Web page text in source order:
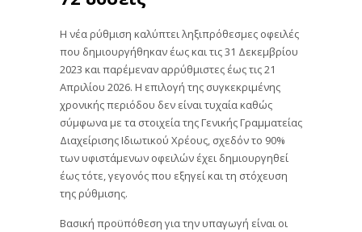
Η νέα ρύθμιση καλύπτει ληξιπρόθεσμες οφειλές
που δημιουργήθηκαν έως και τις 31 Δεκεμβρίου
2023 και παρέμεναν αρρύθμιστες έως τις 21
Απριλίου 2026. Η επιλογή της συγκεκριμένης
χρονικής περιόδου δεν είναι τυχαία καθώς
σύμφωνα με τα στοιχεία της Γενικής Γραμματείας
Διαχείρισης Ιδιωτικού Χρέους, σχεδόν το 90%
των υφιστάμενων οφειλών έχει δημιουργηθεί
έως τότε, γεγονός που εξηγεί και τη στόχευση
της ρύθμισης.
Βασική προϋπόθεση για την υπαγωγή είναι οι